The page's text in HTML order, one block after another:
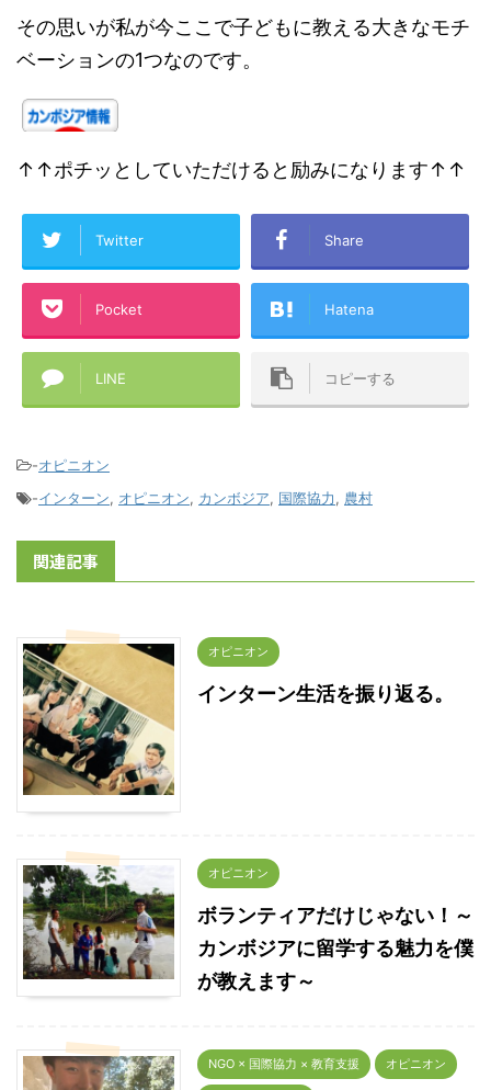
その思いが私が今ここで子どもに教える大きなモチ
ベーションの1つなのです。
↑↑ポチッとしていただけると励みになります↑↑
Twitter Share
Pocket Hatena
LINE コピーする
-オピニオン
-インターン, オピニオン, カンボジア, 国際協力, 農村
関連記事
オピニオン
インターン生活を振り返る。
オピニオン
ボランティアだけじゃない！～
カンボジアに留学する魅力を僕
が教えます～
NGO × 国際協力 × 教育支援 オピニオン